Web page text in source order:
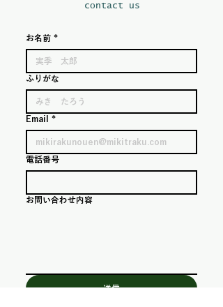
​contact us
お名前 *
ふりがな
Email *
電話番号
お問い合わせ内容
送信